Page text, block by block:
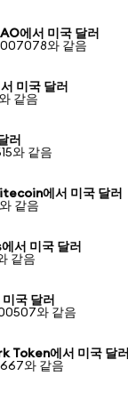
에서 미국 달러
와 같음
미국 달러
같음
러
와 같음
에서 미국 달러
같음
서 미국 달러
같음
국 달러
와 같음
Token에서 미국 달러
와 같음